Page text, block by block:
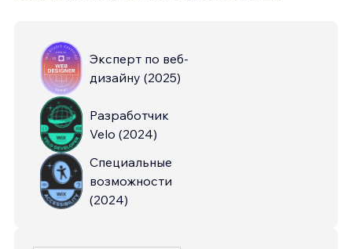
Эксперт по веб-
дизайну (2025)
Разработчик
Velo (2024)
Специальные
возможности
(2024)